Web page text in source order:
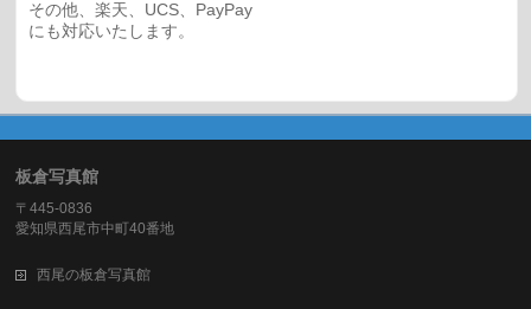
その他、楽天、UCS、PayPay
にも対応いたします。
板倉写真館
〒445-0836
愛知県西尾市中町40番地
西尾の板倉写真館